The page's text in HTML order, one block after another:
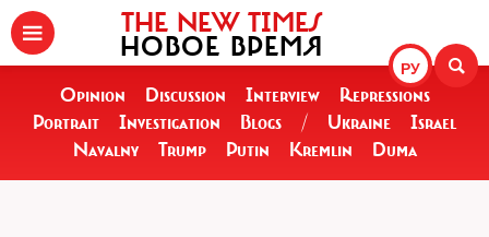
РУ
THE NEW TIMES
НОВОЕ ВРЕМЯ
Opinion Discussion Interview
Repressions
Portrait
Investigation Blogs / Ukraine
Israel
Navalny
Trump Putin Kremlin Duma